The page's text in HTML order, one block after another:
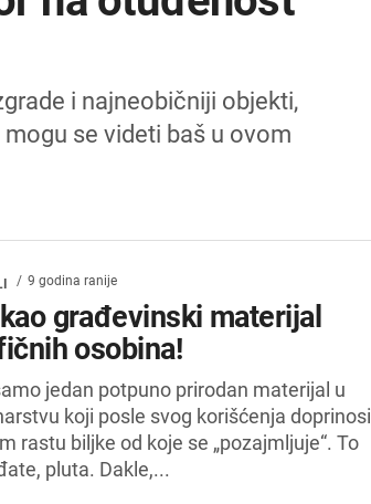
i najneobičniji objekti,
se videti baš u ovom
9 godina ranije
građevinski materijal
osobina!
jedan potpuno prirodan materijal u
koji posle svog korišćenja doprinosi
rastu biljke od koje se „pozajmljuje“. To
pluta. Dakle,...